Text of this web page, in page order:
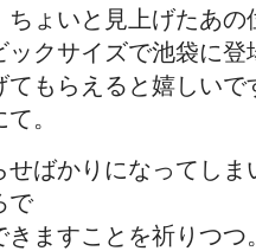
ょいと見上げたあの
クサイズで池袋に登
てもらえると嬉しいで
。
ばかりになってしま
で
ますことを祈りつつ